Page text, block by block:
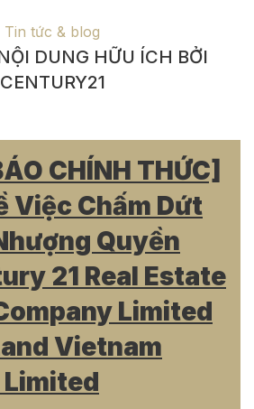
Tin tức & blog
DUNG HỮU ÍCH BỞI
CENTURY21
CHÍNH THỨC]
Việc Chấm Dứt
Quyền
21 Real Estate
Limited
Vietnam